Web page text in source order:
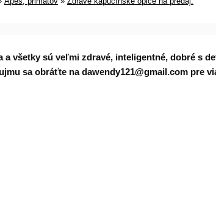
a všetky sú veľmi zdravé, inteligentné, dobré s
sa obráťte na dawendy121@gmail.com pre